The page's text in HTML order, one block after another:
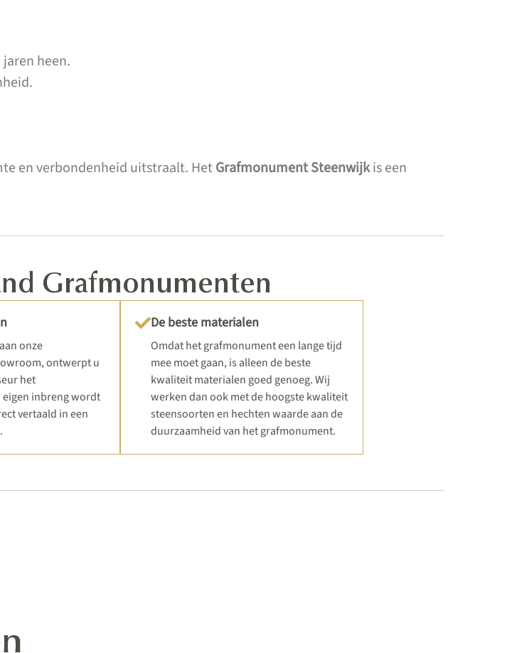
heen.
en verbondenheid uitstraalt. HetGrafmonument Steenwijkis een
Grafmonumenten
onze
ontwerpt u
het
inbreng wordt
vertaald in een
De beste materialen
Omdat het grafmonument een lange tijd
mee moet gaan, is alleen de beste
kwaliteit materialen goed genoeg. Wij
werken dan ook met de hoogste kwaliteit
steensoorten en hechten waarde aan de
duurzaamheid van het grafmonument.